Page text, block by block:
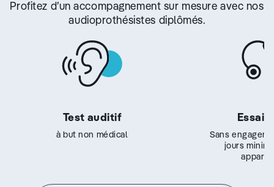
Profitez d’un accompagnement sur mesure avec nos
audioprothésistes diplômés.
Test auditif
à but non médical
Essai
Sans
jours